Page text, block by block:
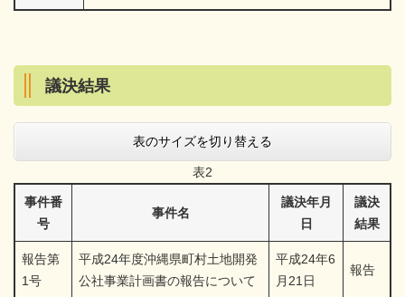
議決結果
表のサイズを切り替える
表2
事件番
号
事件名
議決年月
日
議決
結果
報告第
1号
平成24年度沖縄県町村土地開発
公社事業計画書の報告について
平成24年6
月21日
報告